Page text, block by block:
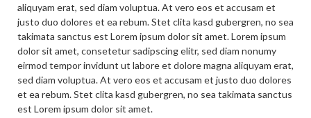
aliquyam erat, sed diam voluptua. At vero eos et accusam et
justo duo dolores et ea rebum. Stet clita kasd gubergren, no sea
takimata sanctus est Lorem ipsum dolor sit amet. Lorem ipsum
dolor sit amet, consetetur sadipscing elitr, sed diam nonumy
eirmod tempor invidunt ut labore et dolore magna aliquyam erat,
sed diam voluptua. At vero eos et accusam et justo duo dolores
et ea rebum. Stet clita kasd gubergren, no sea takimata sanctus
est Lorem ipsum dolor sit amet.